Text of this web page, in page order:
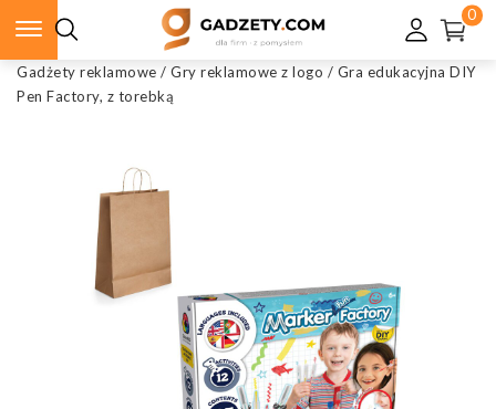
0
Gadżety reklamowe / Gry reklamowe z logo / Gra edukacyjna DIY
Pen Factory, z torebką